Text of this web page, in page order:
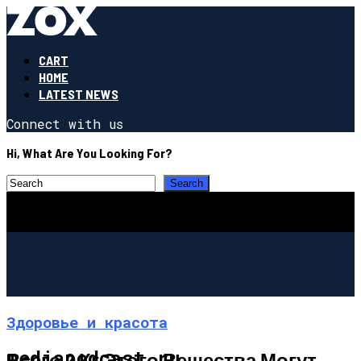
CART
HOME
LATEST NEWS
Connect with us
Hi, What Are You Looking For?
Здоровье и красота